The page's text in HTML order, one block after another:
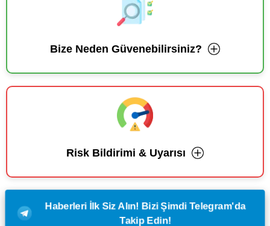
Bize Neden Güvenebilirsiniz?
Risk Bildirimi & Uyarısı
Haberleri İlk Siz Alın! Bizi Şimdi Telegram'da
Takip Edin!